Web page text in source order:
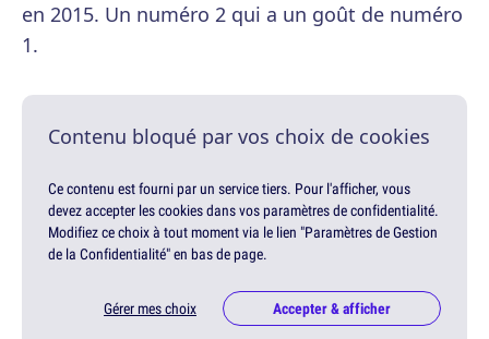
en 2015. Un numéro 2 qui a un goût de numéro
1.
Contenu bloqué par vos choix de cookies
Ce contenu est fourni par un service tiers. Pour l'afficher, vous
devez accepter les cookies dans vos paramètres de confidentialité.
Modifiez ce choix à tout moment via le lien "Paramètres de Gestion
de la Confidentialité" en bas de page.
Gérer mes choix Accepter & afficher